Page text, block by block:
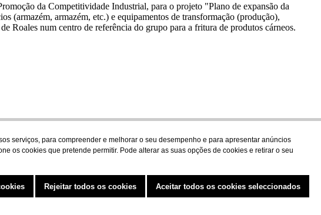
serviços, para compreender e melhorar o seu desempenho e para apresentar anúncios
os cookies que pretende permitir. Pode alterar as suas opções de cookies e retirar o seu
Rejeitar todos os cookies Aceitar todos os cookies seleccionados
da Competitividade Industrial, para o projeto "Plano de expansão da
(armazém, armazém, etc.) e equipamentos de transformação (produção),
Roales num centro de referência do grupo para a fritura de produtos cárneos.